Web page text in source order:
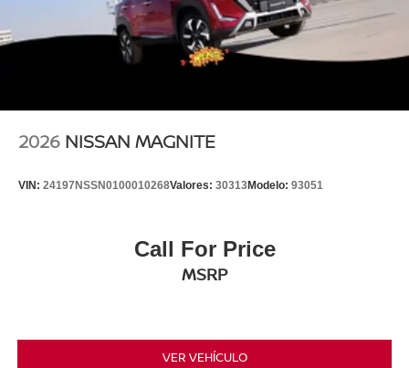
2026 NISSAN MAGNITE
VIN: 24197NSSN0100010268Valores: 30313Modelo: 93051
Call For Price
MSRP
VER VEHÍCULO